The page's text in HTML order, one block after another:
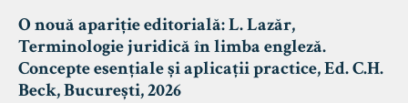
O nouă apariție editorială: L. Lazăr,
Terminologie juridică în limba engleză.
Concepte esențiale și aplicații practice, Ed. C.H.
Beck, București, 2026